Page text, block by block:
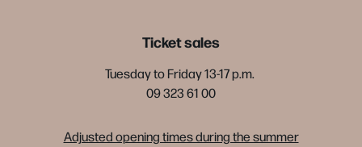
Ticket sales
Tuesday to Friday 13-17 p.m.
09 323 61 00
Adjusted opening times during the summer